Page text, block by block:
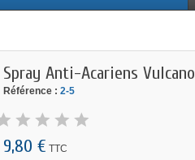
Spray Anti-Acariens Vulcano
Référence : 2-5
9,80 € TTC